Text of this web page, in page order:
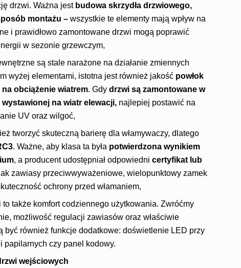
drzwi. Ważna jest budowa skrzydła drzwiowego,
montażu – wszystkie te elementy mają wpływ na
i prawidłowo zamontowane drzwi mogą poprawić
w sezonie grzewczym,
są stale narażone na działanie zmiennych
wyżej elementami, istotna jest również jakość powłok
obciążenie wiatrem. Gdy drzwi są zamontowane w
na wiatr elewacji, najlepiej postawić na
UV oraz wilgoć,
tworzyć skuteczną barierę dla włamywaczy, dlatego
. Ważne, aby klasa ta była potwierdzona wynikiem
, a producent udostępniał odpowiedni certyfikat lub
zawiasy przeciwwyważeniowe, wielopunktowy zamek
ochrony przed włamaniem,
to także komfort codziennego użytkowania. Zwróćmy
możliwość regulacji zawiasów oraz właściwie
również funkcje dodatkowe: doświetlenie LED przy
papilarnych czy panel kodowy.
wejściowych